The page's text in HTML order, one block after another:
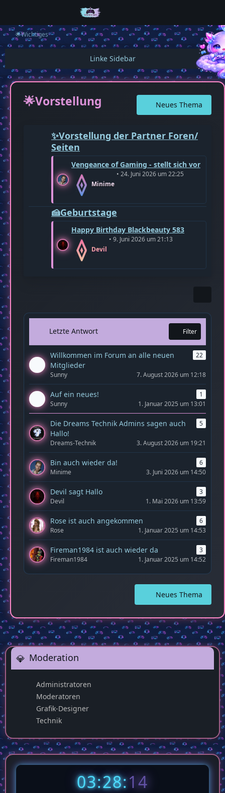
🌟Wichtiges
🌟Vorstellung Neues Thema
✨Vorstellung der Partner Foren/
Seiten
L
t
e
B
ä
Vengeance of Gaming - stellt sich vor
Minime
24. Juni 2026 um 22:25
🍰Geburtstage
L
t
t
ä
g
e
Happy Birthday Blackbeauty 583
Devil
9. Juni 2026 um 21:13
Letzte Antwort Filter
Willkommen im Forum an alle neuen
Mitglieder
22
Sunny 7. August 2026 um 12:18
Auf ein neues!
1
Sunny
1. Januar 2025 um 13:01
Die Dreams Technik Admins sagen auch
Hallo!
5
Dreams-Technik 3. August 2026 um 19:21
Bin auch wieder da!
6
Minime
3. Juni 2026 um 14:50
Devil sagt Hallo
3
Devil
1. Mai 2026 um 13:59
Rose ist auch angekommen
6
Rose
1. Januar 2025 um 14:53
Fireman1984 ist auch wieder da
3
Fireman1984
1. Januar 2025 um 14:52
Neues Thema
Moderation
Administratoren
Moderatoren
Grafik-Designer
Technik
03:28:15